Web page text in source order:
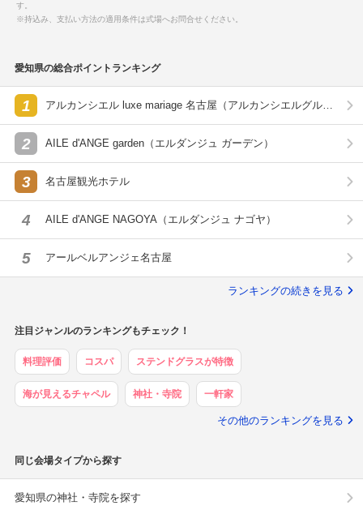
す。
※持込み、支払い方法の適用条件は式場へお問合せください。
愛知県の総合ポイントランキング
1
アルカンシエル luxe mariage 名古屋（アルカンシエルグルー
2 AILE d'ANGE garden（エルダンジュ ガーデン）
3 名古屋観光ホテル
4 AILE d'ANGE NAGOYA（エルダンジュ ナゴヤ）
5 アールベルアンジェ名古屋
ランキングの続きを見る
注目ジャンルのランキングもチェック！
料理評価 コスパ ステンドグラスが特徴
海が見えるチャペル 神社・寺院 一軒家
その他のランキングを見る
同じ会場タイプから探す
愛知県の神社・寺院を探す